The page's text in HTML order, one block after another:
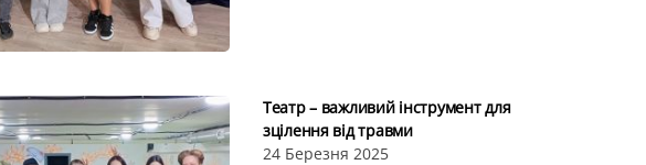
Театр – важливий інструмент для
зцілення від травми
24 Березня 2025